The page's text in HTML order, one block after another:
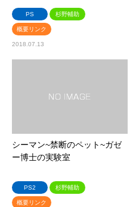
PS 杉野輔助
概要リンク
2018.07.13
シーマン~禁断のペット~ガゼ
ー博士の実験室
PS2 杉野輔助
概要リンク